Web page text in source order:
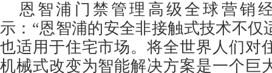
恩智浦门禁管理高级全球营销
示：“恩智浦的安全非接触式技术不仅
也适用于住宅市场。将全世界人们对
机械式改变为智能解决方案是一个巨